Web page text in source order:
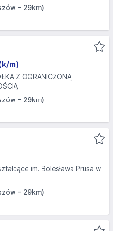
- 29km)
m)
Z OGRANICZONĄ
- 29km)
im. Bolesława Prusa w
- 29km)